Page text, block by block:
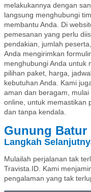
melakukannya dengan
langsung menghubungi
membantu Anda. Di
pemesanan yang perlu
pendakian, jumlah
Anda mengirimkan
menghubungi Anda untuk
pilihan paket, harga,
kebutuhan Anda. Kami
aman dan beragam,
online, untuk memastikan
dan tanpa kendala.
Gunung Batur
Langkah
Mulailah perjalanan tak
Travista.ID. Kami
pengalaman yang tak